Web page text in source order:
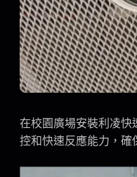
在校園廣場安裝利凌
控和快速反應能力，確